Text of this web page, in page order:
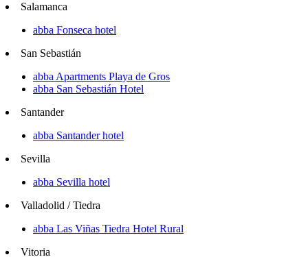
Salamanca
abba Fonseca hotel
San Sebastián
abba Apartments Playa de Gros
abba San Sebastián Hotel
Santander
abba Santander hotel
Sevilla
abba Sevilla hotel
Valladolid / Tiedra
abba Las Viñas Tiedra Hotel Rural
Vitoria